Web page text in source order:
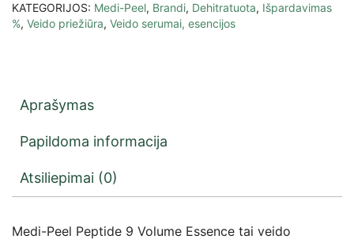
KATEGORIJOS: Medi-Peel, Brandi, Dehitratuota, Išpardavimas
%, Veido priežiūra, Veido serumai, esencijos
Aprašymas
Papildoma informacija
Atsiliepimai (0)
Medi-Peel Peptide 9 Volume Essence tai veido